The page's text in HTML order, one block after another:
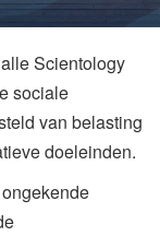
Scientology
sociale
van belasting
doeleinden.